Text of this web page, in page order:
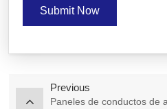
Submit Now
Previous
Paneles de conductos de